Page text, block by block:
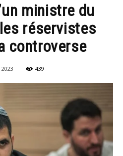
ministre du
réservistes
controverse
439